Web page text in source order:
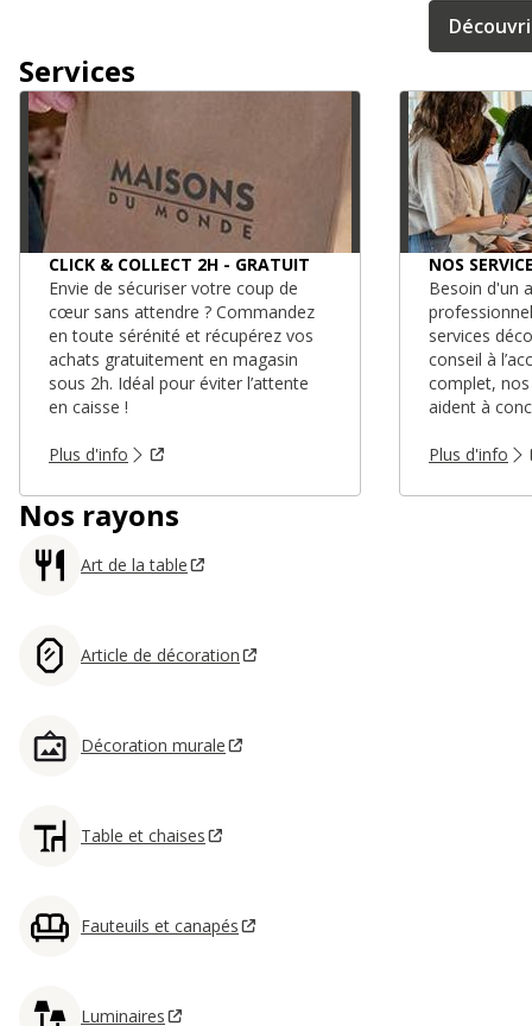
Services
CLICK & COLLECT 2H - GRATUIT
Envie de sécuriser votre coup de
cœur sans attendre ? Commandez
en toute sérénité et récupérez vos
achats gratuitement en magasin
sous 2h. Idéal pour éviter l’attente
en caisse !
Plus d'info
NOS
Besoin d'un
services
conseil à
complet,
aident à
Plus d'info
Nos rayons
Art de la table
Article de décoration
Décoration murale
Table et chaises
Fauteuils et canapés
Luminaires